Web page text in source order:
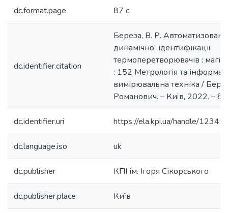
dc.format.page 87 с.
dc.identifier.citation
Береза, В. Р.
динамічної ідентифікації
термоперетворювачів :
: 152 Метрологія та
вимірювальна техніка /
Романович. – Київ, 2022. – 87
dc.identifier.uri https://ela.kpi.ua/handle/
dc.language.iso uk
dc.publisher КПІ ім. Ігоря Сікорського
dc.publisher.place Київ